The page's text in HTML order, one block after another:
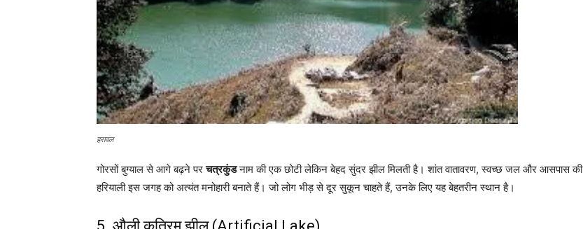
हरावल
गोरसों बुग्याल से आगे बढ़ने परचत्रकुंडनाम की एक छोटी लेकिन बेहद सुंदर झील मिलती है। शांत वातावरण, स्वच्छ जल और आसपास की
हरियाली इस जगह को अत्यंत मनोहारी बनाते हैं। जो लोग भीड़ से दूर सुकून चाहते हैं, उनके लिए यह बेहतरीन स्थान है।